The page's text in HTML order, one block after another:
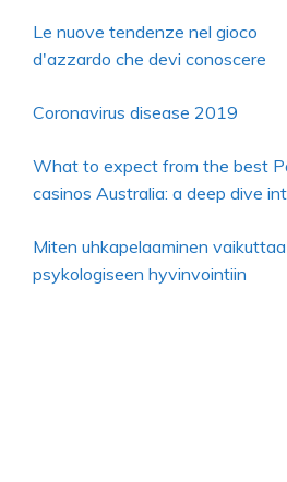
Le nuove tendenze nel gioco
d'azzardo che devi conoscere
Coronavirus disease 2019
What to expect from the best
casinos Australia: a deep dive
Miten uhkapelaaminen vaikuttaa
psykologiseen hyvinvointiin